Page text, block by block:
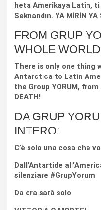
heta Amerîkaya Latîn, ti
Seknandın. YA MİRİN YA
FROM GRUP
WHOLE
There is only one thing
Antarctica to Latin
the Group YORUM,
DEATH!
DA GRUP
INTERO:
C’è solo una cosa che
Dall’Antartide
silenziare #GrupYorum
Da ora sarà solo